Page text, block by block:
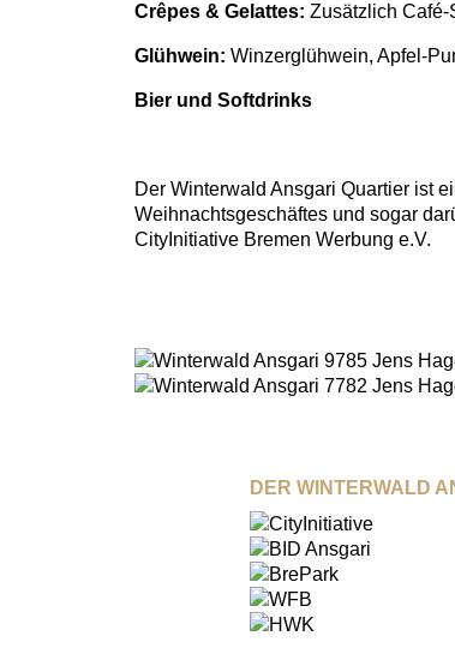
Crêpes & Gelattes: Zusätzlich Café-
Glühwein: Winzerglühwein, Apfel-
Bier und Softdrinks
Der Winterwald Ansgari Quartier ist
Weihnachtsgeschäftes und sogar
CityInitiative Bremen Werbung e.V.
DER WINTERWALD